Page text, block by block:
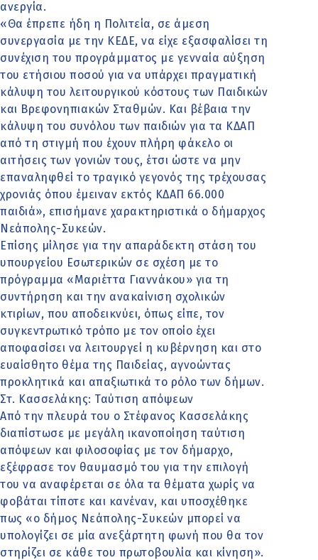
ανεργία.
«Θα έπρεπε ήδη η Πολιτεία, σε άμεση
συνεργασία με την ΚΕΔΕ, να είχε εξασφαλίσει τη
συνέχιση του προγράμματος με γενναία αύξηση
του ετήσιου ποσού για να υπάρχει πραγματική
κάλυψη του λειτουργικού κόστους των Παιδικών
και Βρεφονηπιακών Σταθμών. Και βέβαια την
κάλυψη του συνόλου των παιδιών για τα ΚΔΑΠ
από τη στιγμή που έχουν πλήρη φάκελο οι
αιτήσεις των γονιών τους, έτσι ώστε να μην
επαναληφθεί το τραγικό γεγονός της τρέχουσας
χρονιάς όπου έμειναν εκτός ΚΔΑΠ 66.000
παιδιά», επισήμανε χαρακτηριστικά ο δήμαρχος
Νεάπολης-Συκεών.
Επίσης μίλησε για την απαράδεκτη στάση του
υπουργείου Εσωτερικών σε σχέση με το
πρόγραμμα «Μαριέττα Γιαννάκου» για τη
συντήρηση και την ανακαίνιση σχολικών
κτιρίων, που αποδεικνύει, όπως είπε, τον
συγκεντρωτικό τρόπο με τον οποίο έχει
αποφασίσει να λειτουργεί η κυβέρνηση και στο
ευαίσθητο θέμα της Παιδείας, αγνοώντας
προκλητικά και απαξιωτικά το ρόλο των δήμων.
Στ. Κασσελάκης: Ταύτιση απόψεων
Από την πλευρά του ο Στέφανος Κασσελάκης
διαπίστωσε με μεγάλη ικανοποίηση ταύτιση
απόψεων και φιλοσοφίας με τον δήμαρχο,
εξέφρασε τον θαυμασμό του για την επιλογή
του να αναφέρεται σε όλα τα θέματα χωρίς να
φοβάται τίποτε και κανέναν, και υποσχέθηκε
πως «ο δήμος Νεάπολης-Συκεών μπορεί να
υπολογίζει σε μία ανεξάρτητη φωνή που θα τον
στηρίζει σε κάθε του πρωτοβουλία και κίνηση».